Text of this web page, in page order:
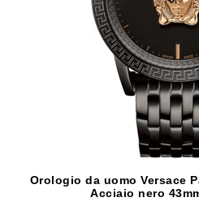
Orologio da uomo Versace
Acciaio nero